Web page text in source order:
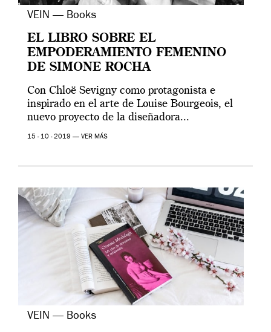
VEIN — Books
EL LIBRO SOBRE EL
EMPODERAMIENTO FEMENINO
DE SIMONE ROCHA
Con Chloë Sevigny como protagonista e
inspirado en el arte de Louise Bourgeois, el
nuevo proyecto de la diseñadora...
15 - 10 - 2019 — VER MÁS
VEIN — Books